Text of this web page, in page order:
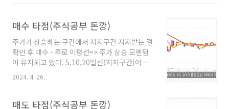
매수 타점(주식공부 돈깡)
주가가 상승하는 구간에서 지지구간 지지받는 걸
확인 후 매수 - 주로 이평선=> 주가 상승 모멘텀
이 유지되고 있다. 5,10,20일선(지지구간)이벤
트 모멘텀에서는 3,5분봉의 5,10,20 이평선 위
에서 지지를 확인후 매수 시총이 큰 경우 주봉,
될때 매수 타이밍으로 볼 수도 전고점과 52주 신
2024. 4. 26.
매도 타점(주식공부 돈깡)